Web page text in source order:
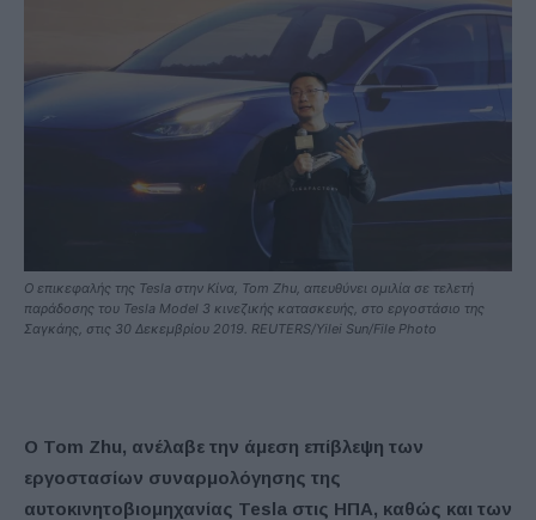
Ο επικεφαλής της Tesla στην Κίνα, Tom Zhu, απευθύνει ομιλία σε τελετή
παράδοσης του Tesla Model 3 κινεζικής κατασκευής, στο εργοστάσιο της
Σαγκάης, στις 30 Δεκεμβρίου 2019. REUTERS/Yilei Sun/File Photo
Ο Tom Zhu, ανέλαβε την άμεση επίβλεψη των
εργοστασίων συναρμολόγησης της
αυτοκινητοβιομηχανίας Tesla στις ΗΠΑ, καθώς και των